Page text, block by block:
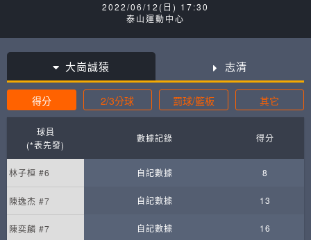
2022/06/12(日) 17:30
泰山運動中心
大崗誠猿 志清
得分 2/3分球 罰球/籃板 其它
球員
(*表先發)
數據記錄 得分
林子桓 #6 自記數據 8
陳逸杰 #7 自記數據 13
陳奕麟 #7 自記數據 16